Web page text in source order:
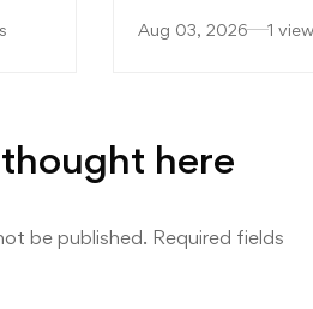
ДОНИШКАДА
Aug 03, 2026 1
here
be published. Required fields